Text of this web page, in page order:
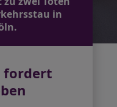
in
fordert